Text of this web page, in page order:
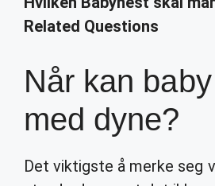
Related Questions
Når kan
med dyne?
Det viktigste å merke seg